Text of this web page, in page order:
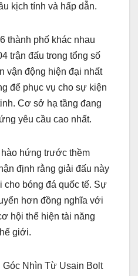
kịch tính và hấp dẫn.
thành phố khác nhau
trận đấu trong tổng số
vận động hiện đại nhất
để phục vụ cho sự kiện
Cơ sở hạ tầng đang
yêu cầu cao nhất.
hứng trước thềm
định rằng giải đấu này
cho bóng đá quốc tế. Sự
hơn đồng nghĩa với
hội thể hiện tài năng
giới.
Nhìn Từ Usain Bolt